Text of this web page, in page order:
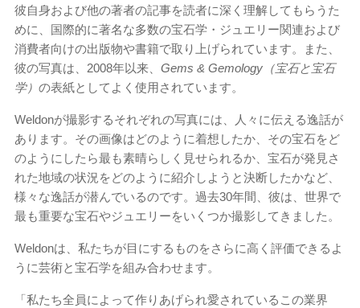
彼自身および他の著者の記事を読者に深く理解してもらうた
めに、国際的に著名な多数の宝石学・ジュエリー関連および
消費者向けの出版物や書籍で取り上げられています。また、
彼の写真は、2008年以来、 Gems & Gemology（宝石と宝石
学） の表紙としてよく使用されています。
Weldonが撮影するそれぞれの写真には、人々に伝える逸話が
あります。その画像はどのように着想したか、その宝石をど
のようにしたら最も素晴らしく見せられるか、宝石が発見さ
れた地域の状況をどのように紹介しようと決断したかなど、
様々な逸話が潜んでいるのです。過去30年間、彼は、世界で
最も重要な宝石やジュエリーをいくつか撮影してきました。
Weldonは、私たちが目にするものをさらに高く評価できるよ
うに芸術と宝石学を組み合わせます。
「私たち全員によって作りあげられ愛されているこの業界